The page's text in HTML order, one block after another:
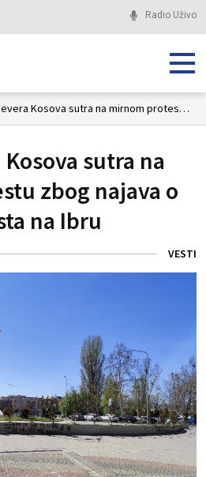
Radio Uživo
Srbi sa severa Kosova sutra na mirnom protestu zbog najava o otvaranju mosta na Ibru
sutra na
zbog najava o
na Ibru
VESTI